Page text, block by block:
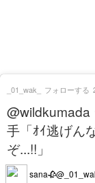
@wildkumada
手「ｵｲ逃げん
ぞ...!!」
_01_wak_ フォローする